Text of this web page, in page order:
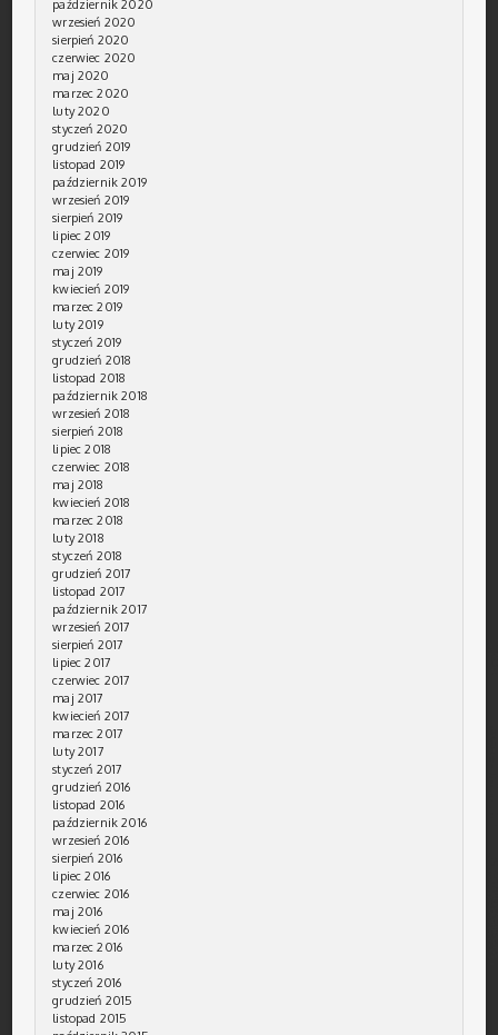
październik 2020
wrzesień 2020
sierpień 2020
czerwiec 2020
maj 2020
marzec 2020
luty 2020
styczeń 2020
grudzień 2019
listopad 2019
październik 2019
wrzesień 2019
sierpień 2019
lipiec 2019
czerwiec 2019
maj 2019
kwiecień 2019
marzec 2019
luty 2019
styczeń 2019
grudzień 2018
listopad 2018
październik 2018
wrzesień 2018
sierpień 2018
lipiec 2018
czerwiec 2018
maj 2018
kwiecień 2018
marzec 2018
luty 2018
styczeń 2018
grudzień 2017
listopad 2017
październik 2017
wrzesień 2017
sierpień 2017
lipiec 2017
czerwiec 2017
maj 2017
kwiecień 2017
marzec 2017
luty 2017
styczeń 2017
grudzień 2016
listopad 2016
październik 2016
wrzesień 2016
sierpień 2016
lipiec 2016
czerwiec 2016
maj 2016
kwiecień 2016
marzec 2016
luty 2016
styczeń 2016
grudzień 2015
listopad 2015